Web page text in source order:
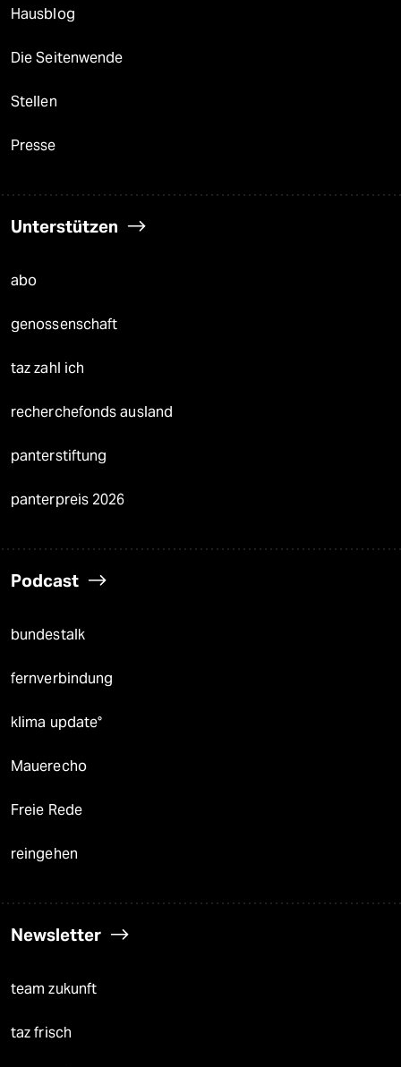
Hausblog
Die Seitenwende
Stellen
Presse
Unterstützen
abo
genossenschaft
taz zahl ich
recherchefonds ausland
panterstiftung
panterpreis 2026
Podcast
bundestalk
fernverbindung
klima update°
Mauerecho
Freie Rede
reingehen
Newsletter
team zukunft
taz frisch